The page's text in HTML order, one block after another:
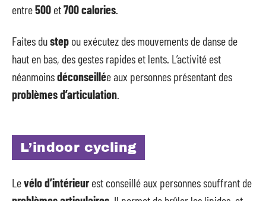
entre500 et700 calories.
Faites dustep ou exécutez des mouvements de danse de
haut en bas, des gestes rapides et lents. L’activité est
néanmoinsdéconseillée aux personnes présentant des
problèmes d’articulation.
L’indoor cycling
Levélo d’intérieurest conseillé aux personnes souffrant de